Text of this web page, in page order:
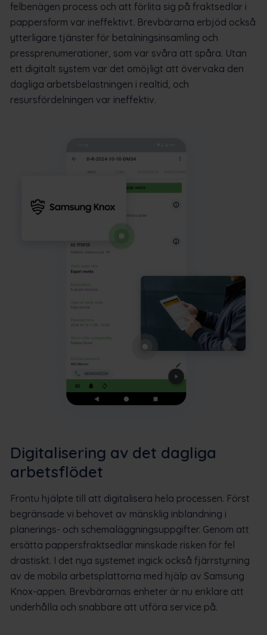
felbenägen process och att förlita sig på fraktsedlar i
pappersform var ineffektivt. Brevbärarna erbjöd också
ytterligare tjänster för betalningsinsamling och
pressprenumerationer, som var svåra att spåra. Utan
ett digitalt system var det omöjligt att övervaka den
dagliga arbetsbelastningen i realtid, och
resursfördelningen var ineffektiv.
Digitalisering av det dagliga
arbetsflödet
Frontu hjälpte till att digitalisera hela processen. Först
begränsade vi behovet av mänsklig inblandning i
planerings- och schemaläggningsuppgifter. Genom att
ersätta pappersfraktsedlar minskade risken för fel
drastiskt. I det nya systemet ingick också fjärrstyrning
av de mobila arbetsplattorna med hjälp av Samsung
Knox-appen. Brevbärarnas enheter är nu enklare att
underhålla och snabbare att utföra service på.